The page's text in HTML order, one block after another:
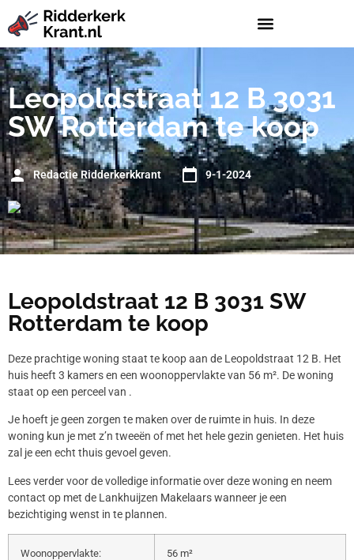
Leopoldstraat 12 B 3031
SW Rotterdam te koop
Redactie Ridderkerkkrant 9-1-2024
Leopoldstraat 12 B 3031 SW
Rotterdam te koop
Deze prachtige woning staat te koop aan de Leopoldstraat 12 B. Het
huis heeft 3 kamers en een woonoppervlakte van 56 m². De woning
staat op een perceel van .
Je hoeft je geen zorgen te maken over de ruimte in huis. In deze
woning kun je met z’n tweeën of met het hele gezin genieten. Het huis
zal je een echt thuis gevoel geven.
Lees verder voor de volledige informatie over deze woning en neem
contact op met de Lankhuijzen Makelaars wanneer je een
bezichtiging wenst in te plannen.
Woonoppervlakte: 56 m²